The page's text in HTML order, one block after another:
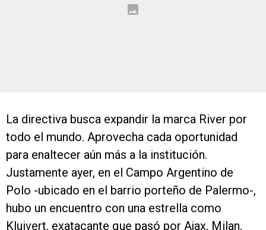
La directiva busca expandir la marca River por
todo el mundo. Aprovecha cada oportunidad
para enaltecer aún más a la institución.
Justamente ayer, en el Campo Argentino de
Polo -ubicado en el barrio porteño de Palermo-,
hubo un encuentro con una estrella como
Kluivert, exatacante que pasó por Ajax, Milan,